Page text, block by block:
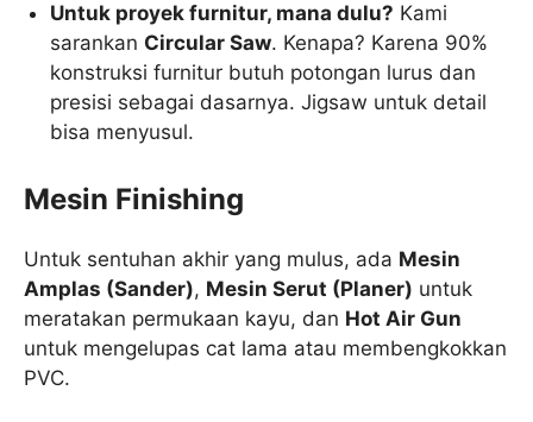
Untuk proyek furnitur, mana dulu? Kami
sarankan Circular Saw. Kenapa? Karena 90%
konstruksi furnitur butuh potongan lurus dan
presisi sebagai dasarnya. Jigsaw untuk detail
bisa menyusul.
Mesin Finishing
Untuk sentuhan akhir yang mulus, ada Mesin
Amplas (Sander), Mesin Serut (Planer) untuk
meratakan permukaan kayu, dan Hot Air Gun
untuk mengelupas cat lama atau membengkokkan
PVC.